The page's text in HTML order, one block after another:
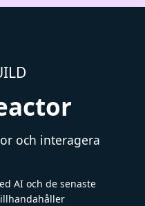
och interagera
AI och de senaste